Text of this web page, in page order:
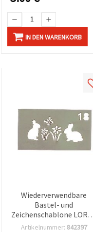
IN DEN WARENKORB
Wiederverwendbare
Bastel- und
Zeichenschablone
Hase & Blumen,
Artikelnummer: 842397